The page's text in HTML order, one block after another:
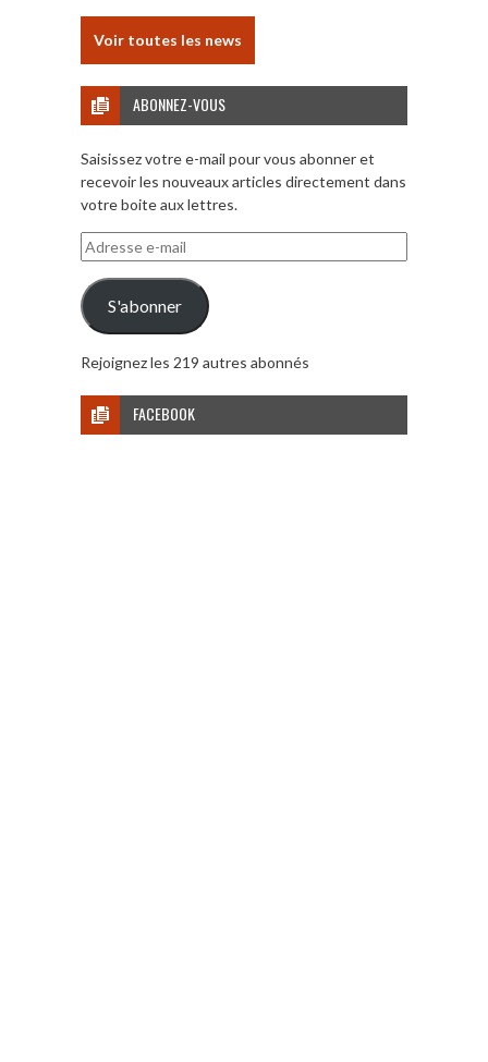
Voir toutes les news
ABONNEZ-VOUS
Saisissez votre e-mail pour vous abonner et
recevoir les nouveaux articles directement dans
votre boite aux lettres.
Adresse
e-
mail
S'abonner
Rejoignez les 219 autres abonnés
FACEBOOK